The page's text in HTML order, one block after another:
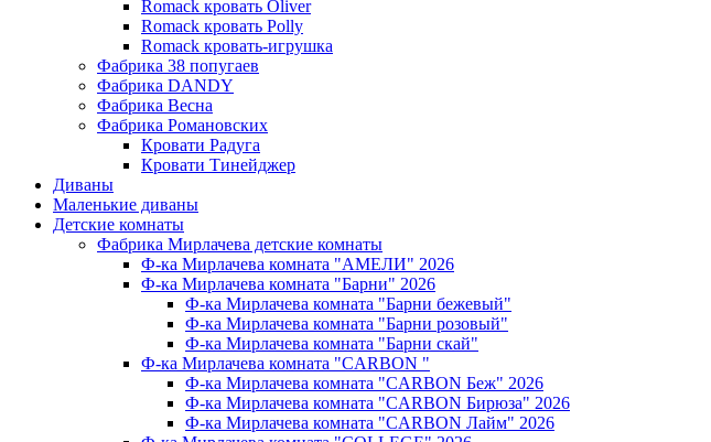
Romack кровать Oliver
Romack кровать Polly
Romack кровать-игрушка
Фабрика 38 попугаев
Фабрика DАNDY
Фабрика Весна
Фабрика Романовских
Кровати Радуга
Кровати Тинейджер
Диваны
Маленькие диваны
Детские комнаты
Фабрика Мирлачева детские комнаты
Ф-ка Мирлачева комната "АМЕЛИ" 2026
Ф-ка Мирлачева комната "Барни" 2026
Ф-ка Мирлачева комната "Барни бежевый"
Ф-ка Мирлачева комната "Барни розовый"
Ф-ка Мирлачева комната "Барни скай"
Ф-ка Мирлачева комната "CARBON "
Ф-ка Мирлачева комната "CARBON Беж" 2026
Ф-ка Мирлачева комната "CARBON Бирюза" 2026
Ф-ка Мирлачева комната "CARBON Лайм" 2026